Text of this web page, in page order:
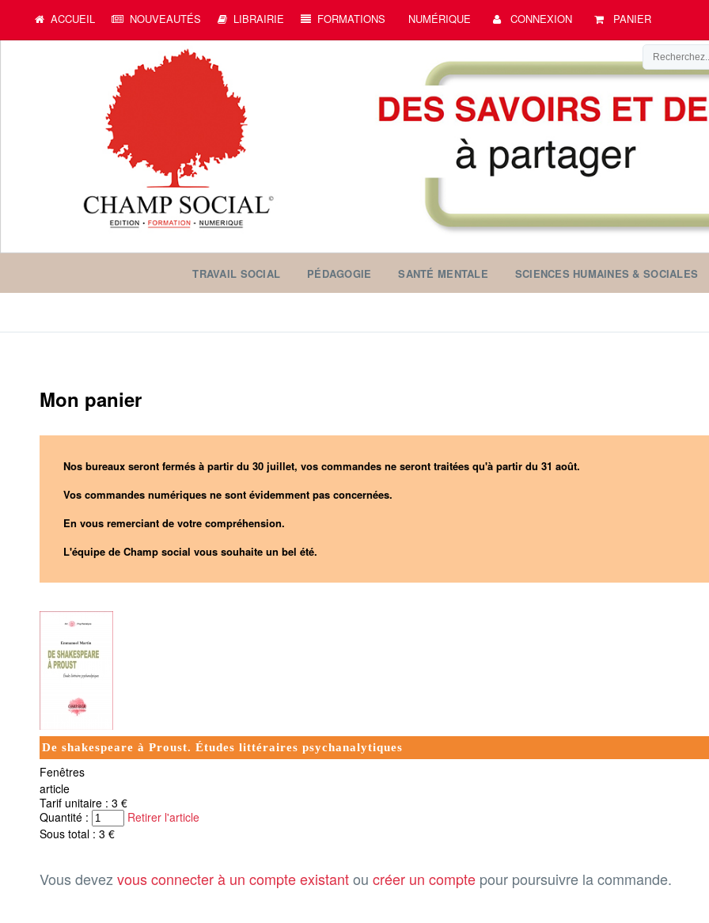
ACCUEIL NOUVEAUTÉS LIBRAIRIE FORMATIONS NUMÉRIQUE CONNEXION PANIER
TRAVAIL SOCIAL PÉDAGOGIE SANTÉ MENTALE SCIENCES HUMAINES & SOCIALES
Mon panier
Nos bureaux seront fermés à partir du 30 juillet, vos commandes ne seront traitées qu'à partir du 31 août.
Vos commandes numériques ne sont évidemment pas concernées.
En vous remerciant de votre compréhension.
L'équipe de Champ social vous souhaite un bel été.
De shakespeare à Proust. Études littéraires psychanalytiques
Fenêtres
article
Tarif unitaire : 3 €
Quantité :
Retirer l'article
Sous total : 3 €
Vous devezvous connecter à un compte existantou créer un compte pour poursuivre la commande.